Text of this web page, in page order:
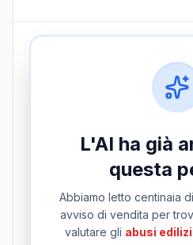
L'AI ha già
questa
Abbiamo letto centinaia
avviso di vendita per
valutare gli abusi edilizi